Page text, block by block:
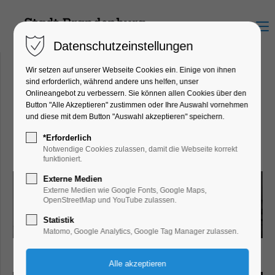
Menu
SP:Fenske
Barnimstraße 26, 14770
Brandenburg an der Havel
Datenschutzeinstellungen
Wir setzen auf unserer Webseite Cookies ein. Einige von ihnen
sind erforderlich, während andere uns helfen, unser
Onlineangebot zu verbessern. Sie können allen Cookies über den
Button "Alle Akzeptieren" zustimmen oder Ihre Auswahl vornehmen
und diese mit dem Button "Auswahl akzeptieren" speichern.
*Erforderlich
Notwendige Cookies zulassen, damit die Webseite korrekt
funktioniert.
Externe Medien
Externe Medien wie Google Fonts, Google Maps,
OpenStreetMap und YouTube zulassen.
Statistik
Matomo, Google Analytics, Google Tag Manager zulassen.